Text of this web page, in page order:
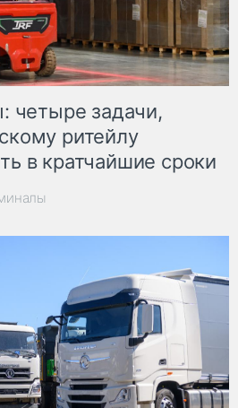
четыре задачи,
ритейлу
в кратчайшие сроки